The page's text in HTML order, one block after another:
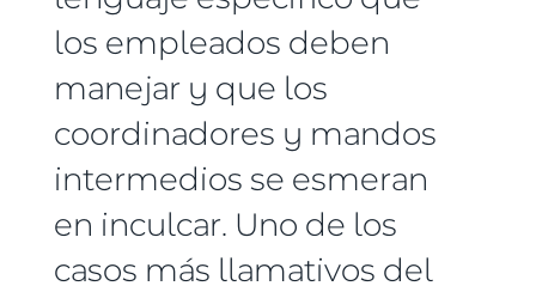
los empleados deben
manejar y que los
coordinadores y mandos
intermedios se esmeran
en inculcar. Uno de los
casos más llamativos del